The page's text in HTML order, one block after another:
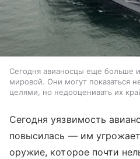
Сегодня авианосцы еще больше
мировой. Они могут показаться
целями, но недооценивать их
Сегодня уязвимость
повысилась — им
оружие, которое почти